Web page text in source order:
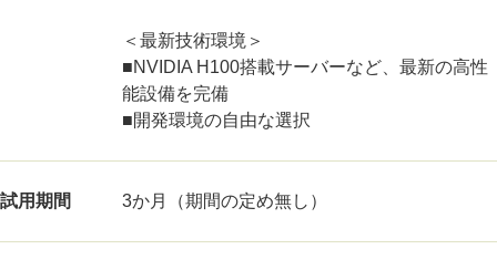
＜最新技術環境＞
■NVIDIA H100搭載サーバーなど、最新の高性
能設備を完備
■開発環境の自由な選択
試用期間 3か月（期間の定め無し）